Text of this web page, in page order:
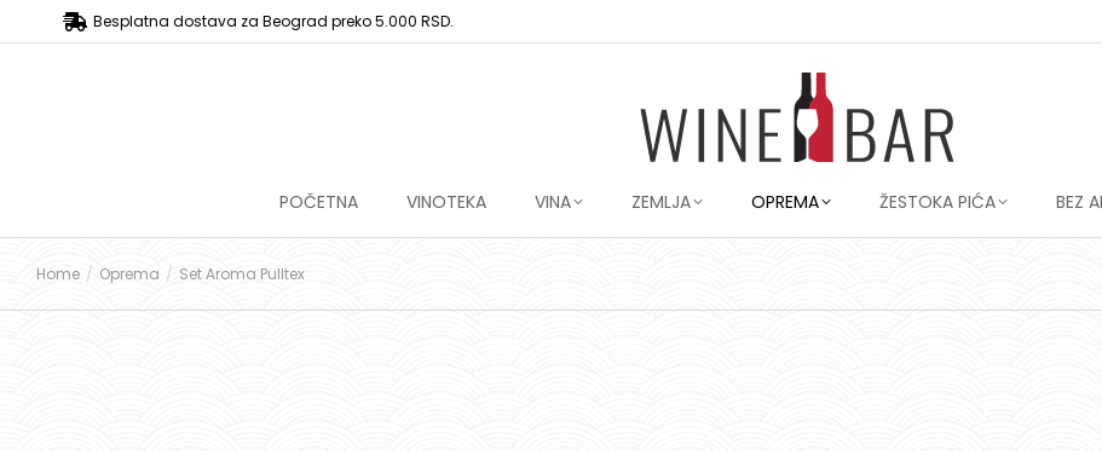
Besplatna dostava za Beograd preko 5.000 RSD.
POČETNA VINOTEKA VINA ZEMLJA OPREMA ŽESTOKA PIĆA BEZ
You are here:
Home Oprema Set Aroma Pulltex